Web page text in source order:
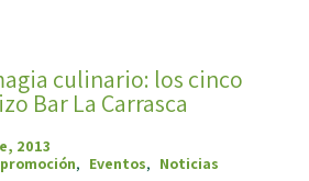
culinario: los cinco
Bar La Carrasca
2013
, Eventos, Noticias